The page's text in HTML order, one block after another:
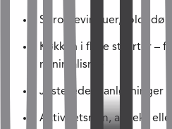
Sprossevinduer,
Køkken i flere stilarter –
minimalisme
Justerede planløsninger
Aktivitetsrum, anneks